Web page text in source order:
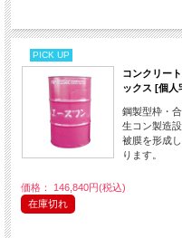
PICK UP
コンクリー
ックス [個人
鋼製型枠・合
生コン製造
被膜を形成
ります。
価格： 146,840円(税込)
在庫切れ